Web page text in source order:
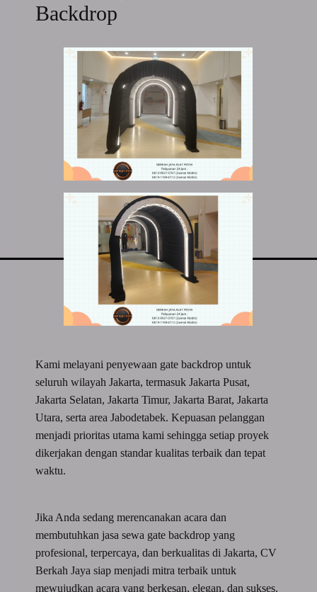
Backdrop
Kami melayani penyewaan gate backdrop untuk
seluruh wilayah Jakarta, termasuk Jakarta Pusat,
Jakarta Selatan, Jakarta Timur, Jakarta Barat, Jakarta
Utara, serta area Jabodetabek. Kepuasan pelanggan
menjadi prioritas utama kami sehingga setiap proyek
dikerjakan dengan standar kualitas terbaik dan tepat
waktu.
Jika Anda sedang merencanakan acara dan
membutuhkan jasa sewa gate backdrop yang
profesional, terpercaya, dan berkualitas di Jakarta, CV
Berkah Jaya siap menjadi mitra terbaik untuk
mewujudkan acara yang berkesan, elegan, dan sukses.